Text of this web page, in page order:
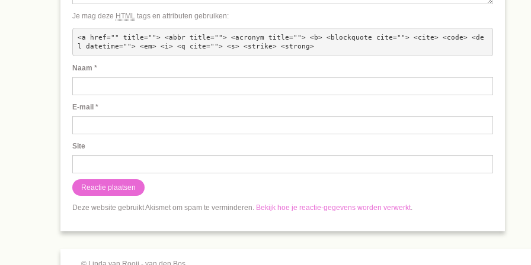
Je mag deze HTML tags en attributen gebruiken:
<a href="" title=""> <abbr title=""> <acronym title=""> <b> <blockquote cite=""> <cite> <code> <de
l datetime=""> <em> <i> <q cite=""> <s> <strike> <strong>
Naam *
E-mail *
Site
Deze website gebruikt Akismet om spam te verminderen. Bekijk hoe je reactie-gegevens worden verwerkt.